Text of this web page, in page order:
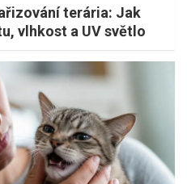
terária: Jak
vlhkost a UV světlo